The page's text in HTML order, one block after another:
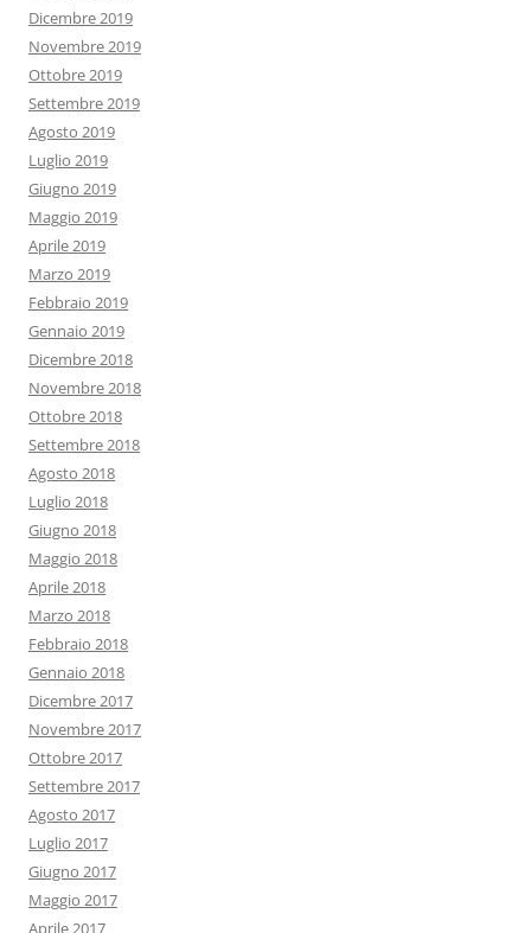
Dicembre 2019
Novembre 2019
Ottobre 2019
Settembre 2019
Agosto 2019
Luglio 2019
Giugno 2019
Maggio 2019
Aprile 2019
Marzo 2019
Febbraio 2019
Gennaio 2019
Dicembre 2018
Novembre 2018
Ottobre 2018
Settembre 2018
Agosto 2018
Luglio 2018
Giugno 2018
Maggio 2018
Aprile 2018
Marzo 2018
Febbraio 2018
Gennaio 2018
Dicembre 2017
Novembre 2017
Ottobre 2017
Settembre 2017
Agosto 2017
Luglio 2017
Giugno 2017
Maggio 2017